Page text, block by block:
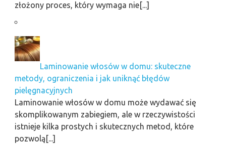
złożony proces, który wymaga nie[...]
Laminowanie włosów w domu: skuteczne
metody, ograniczenia i jak uniknąć błędów
pielęgnacyjnych
Laminowanie włosów w domu może wydawać się
skomplikowanym zabiegiem, ale w rzeczywistości
istnieje kilka prostych i skutecznych metod, które
pozwolą[...]